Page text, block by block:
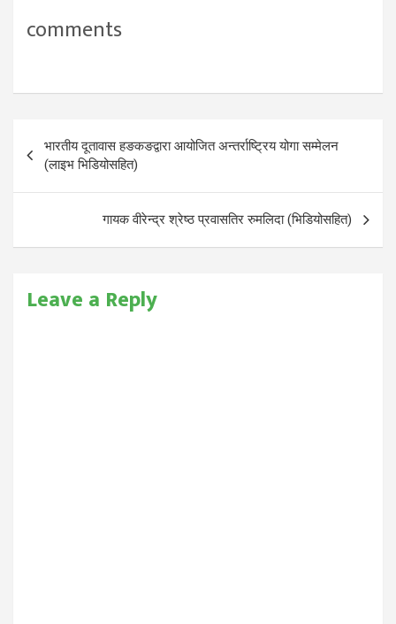
comments
Post
navigation
भारतीय दूतावास हङकङद्वारा आयोजित अन्तर्राष्ट्रिय योगा सम्मेलन
(लाइभ भिडियोसहित)
गायक वीरेन्द्र श्रेष्ठ प्रवासतिर रुमलिदा (भिडियोसहित)
Leave a Reply